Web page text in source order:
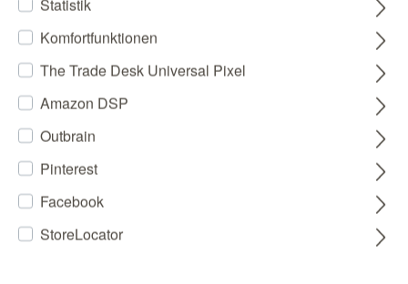
Statistik
Komfortfunktionen
The Trade Desk Universal Pixel
Amazon DSP
Outbrain
Pinterest
Facebook
StoreLocator